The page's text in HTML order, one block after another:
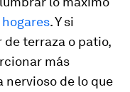
hogares. Y si
terraza o patio,
más
de lo que